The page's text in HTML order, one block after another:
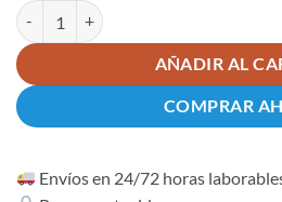
Kit Motorline Bravo 500 con 4 metros
AÑADIR AL
COMPRAR
Envíos en 24/72 horas